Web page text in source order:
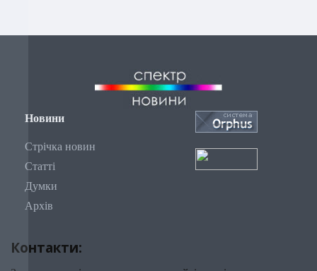
Новини
Стрічка новин
Статті
Думки
Архів
Контакти: